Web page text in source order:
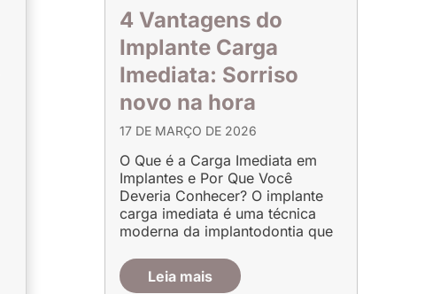
4 Vantagens do
Implante Carga
Imediata: Sorriso
novo na hora
17 DE MARÇO DE 2026
O Que é a Carga Imediata em
Implantes e Por Que Você
Deveria Conhecer? O implante
carga imediata é uma técnica
moderna da implantodontia que
Leia mais